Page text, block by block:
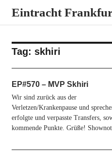
Eintracht
Tag: skhiri
EP#570 – MVP Skhiri
Wir sind zurück aus der
Verletzen/Krankenpause und
erfolgte und verpasste Transfers,
kommende Punkte. Grüße!